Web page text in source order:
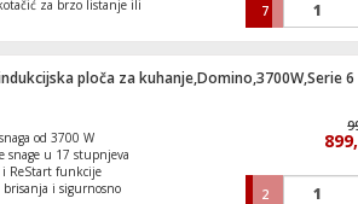
za brzo listanje ili
idealno za rad u
prostorima
i USB-C punjenje
rada na jedno punjenje
– prebacivanje
uređaja i višestruka OS
7
ploča za kuhanje,Domino,3700W,Serie 6
od 3700 W
snage u 17 stupnjeva
ReStart funkcije
i sigurnosno
2
Igra PlayStaion 4:Horizon - Forbidden